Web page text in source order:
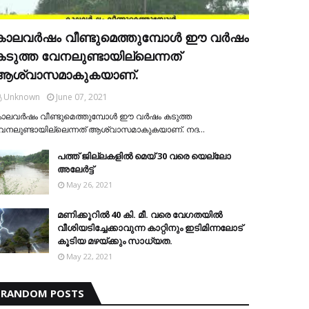
വീണ്ടുമെത്തുമ്പോള്‍ ഈ വര്‍ഷം
വേനലുണ്ടായില്ലെന്നത്
Unknown
June 07, 2021
വീണ്ടുമെത്തുമ്പോള്‍ ഈ വര്‍ഷം കടുത്ത
ആശ്വാസമാകുകയാണ്. നദ…
പത്ത് ജില്ലകളില്‍ മെയ് 30 വരെ യെല്ലോ
അലേര്‍ട്ട്
May 26, 2021
മണിക്കൂറിൽ 40 കി. മീ. വരെ വേഗതയിൽ
വീശിയടിച്ചേക്കാവുന്ന കാറ്റിനും ഇടിമിന്നലോട്
കൂടിയ മഴയ്ക്കും സാധ്യത.
May 22, 2021
RANDOM POSTS